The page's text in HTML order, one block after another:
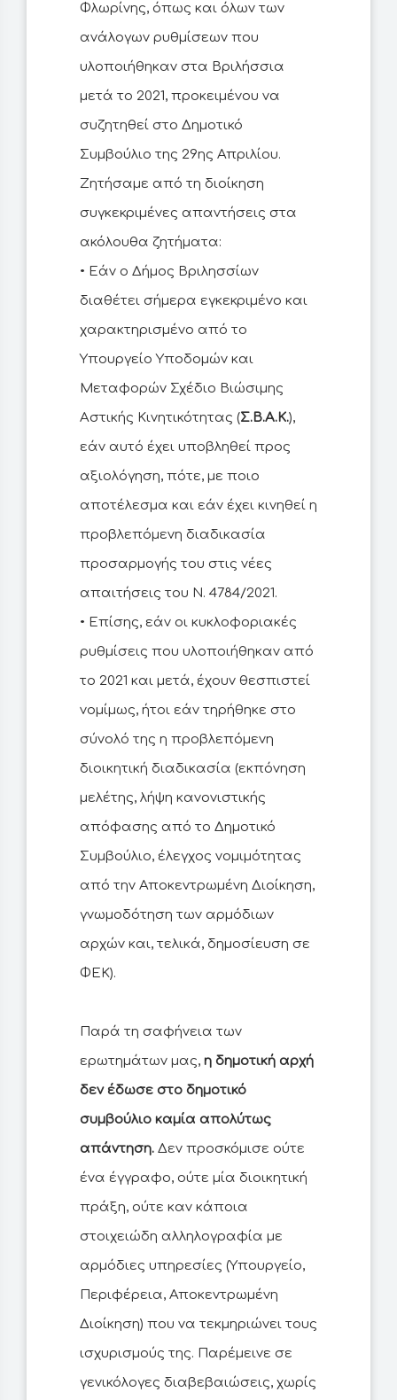
Φλωρίνης, όπως και όλων των
ανάλογων ρυθμίσεων που
υλοποιήθηκαν στα Βριλήσσια
μετά το 2021, προκειμένου να
συζητηθεί στο Δημοτικό
Συμβούλιο της 29ης Απριλίου.
Ζητήσαμε από τη διοίκηση
συγκεκριμένες απαντήσεις στα
ακόλουθα ζητήματα:
• Εάν ο Δήμος Βριλησσίων
διαθέτει σήμερα εγκεκριμένο και
χαρακτηρισμένο από το
Υπουργείο Υποδομών και
Μεταφορών Σχέδιο Βιώσιμης
Αστικής Κινητικότητας (Σ.Β.Α.Κ.),
εάν αυτό έχει υποβληθεί προς
αξιολόγηση, πότε, με ποιο
αποτέλεσμα και εάν έχει κινηθεί η
προβλεπόμενη διαδικασία
προσαρμογής του στις νέες
απαιτήσεις του Ν. 4784/2021.
• Επίσης, εάν οι κυκλοφοριακές
ρυθμίσεις που υλοποιήθηκαν από
το 2021 και μετά, έχουν θεσπιστεί
νομίμως, ήτοι εάν τηρήθηκε στο
σύνολό της η προβλεπόμενη
διοικητική διαδικασία (εκπόνηση
μελέτης, λήψη κανονιστικής
απόφασης από το Δημοτικό
Συμβούλιο, έλεγχος νομιμότητας
από την Αποκεντρωμένη Διοίκηση,
γνωμοδότηση των αρμόδιων
αρχών και, τελικά, δημοσίευση σε
ΦΕΚ).
Παρά τη σαφήνεια των
ερωτημάτων μας, η δημοτική αρχή
δεν έδωσε στο δημοτικό
συμβούλιο καμία απολύτως
απάντηση. Δεν προσκόμισε ούτε
ένα έγγραφο, ούτε μία διοικητική
πράξη, ούτε καν κάποια
στοιχειώδη αλληλογραφία με
αρμόδιες υπηρεσίες (Υπουργείο,
Περιφέρεια, Αποκεντρωμένη
Διοίκηση) που να τεκμηριώνει τους
ισχυρισμούς της. Παρέμεινε σε
γενικόλογες διαβεβαιώσεις, χωρίς